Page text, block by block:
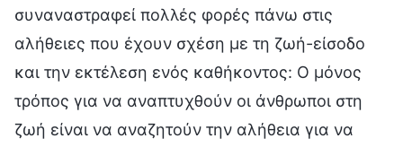
συναναστραφεί πολλές φορές πάνω στις
αλήθειες που έχουν σχέση με τη ζωή-είσοδο
και την εκτέλεση ενός καθήκοντος: Ο μόνος
τρόπος για να αναπτυχθούν οι άνθρωποι στη
ζωή είναι να αναζητούν την αλήθεια για να